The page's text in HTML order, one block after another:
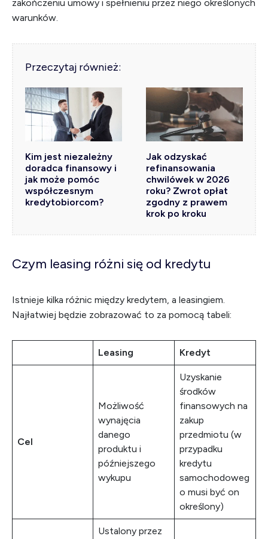
zakończeniu umowy i spełnieniu przez niego określonych
warunków.
Przeczytaj również:
Kim jest niezależny
doradca finansowy i
jak może pomóc
współczesnym
kredytobiorcom?
Jak odzyskać
refinansowania
chwilówek w 2026
roku? Zwrot opłat
zgodny z prawem
krok po kroku
Czym leasing różni się od kredytu
Istnieje kilka różnic między kredytem, a leasingiem.
Najłatwiej będzie zobrazować to za pomocą tabeli:
Leasing Kredyt
Cel
Możliwość
wynajęcia
danego
produktu i
późniejszego
wykupu
Uzyskanie
środków
finansowych na
zakup
przedmiotu (w
przypadku
kredytu
samochodoweg
o musi być on
określony)
Ustalony przez